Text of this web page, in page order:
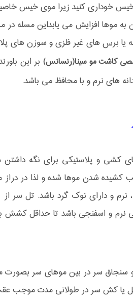
خوداری کنید زیرا موی خیس
موها افزایش می یابداین مسله در
یا برس های غیر فلزی و سوزن های
کاشت مو سینا(رنسانس) بر این
های نرم و با محافظ می باشد.
کشی و پلاستیکی برای نگه
شدن موها شده و لذا در
نرم و دارای نوک گرد باشد. تل
نرم و اسفنجی باشد تا حداقل
و سنجاق سر در بین موهای سر
یا کش سر در طولانی مدت موجب